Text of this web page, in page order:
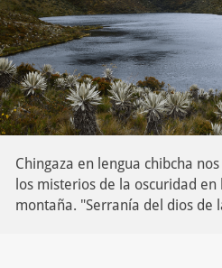
Chingaza en lengua chibcha
los misterios de la oscuridad en
montaña. "Serranía del dios de